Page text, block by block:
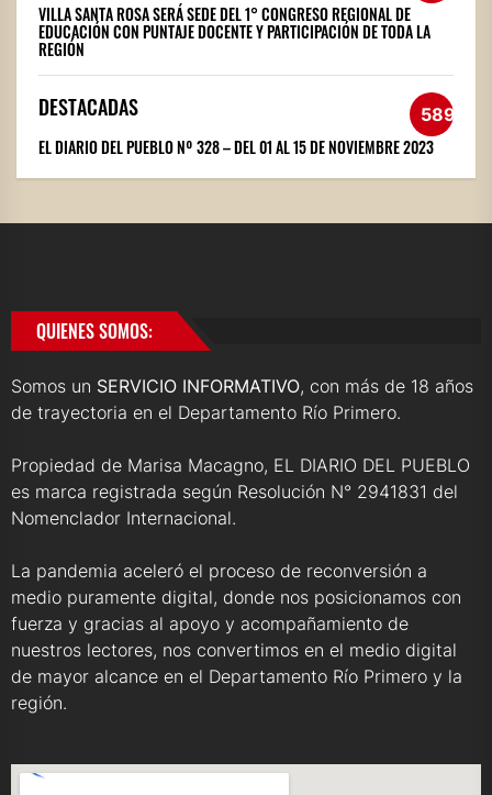
VILLA SANTA ROSA SERÁ SEDE DEL 1° CONGRESO REGIONAL DE
EDUCACIÓN CON PUNTAJE DOCENTE Y PARTICIPACIÓN DE TODA LA
REGIÓN
DESTACADAS 589
EL DIARIO DEL PUEBLO Nº 328 – DEL 01 AL 15 DE NOVIEMBRE 2023
QUIENES SOMOS:
Somos un SERVICIO INFORMATIVO, con más de 18 años
de trayectoria en el Departamento Río Primero.
Propiedad de Marisa Macagno, EL DIARIO DEL PUEBLO
es marca registrada según Resolución N° 2941831 del
Nomenclador Internacional.
La pandemia aceleró el proceso de reconversión a
medio puramente digital, donde nos posicionamos con
fuerza y gracias al apoyo y acompañamiento de
nuestros lectores, nos convertimos en el medio digital
de mayor alcance en el Departamento Río Primero y la
región.